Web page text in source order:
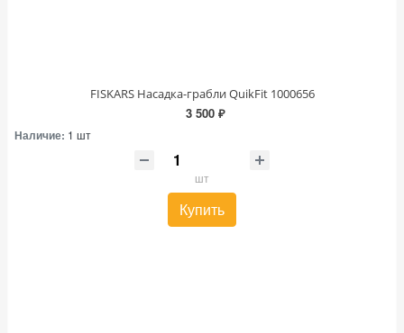
FISKARS Насадка-грабли QuikFit 1000656
3 500 ₽
Наличие: 1 шт
шт
Купить